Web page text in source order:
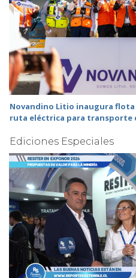
Novandino Litio inaugura flota
ruta eléctrica para transporte
Ediciones Especiales